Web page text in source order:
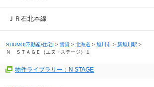
ＪＲ石北本線
SUUMO[不動産/住宅] > 賃貸 > 北海道 > 旭川市 > 新旭川駅 >
Ｎ ＳＴＡＧＥ（エヌ・ステージ）１
物件ライブラリー：N STAGE